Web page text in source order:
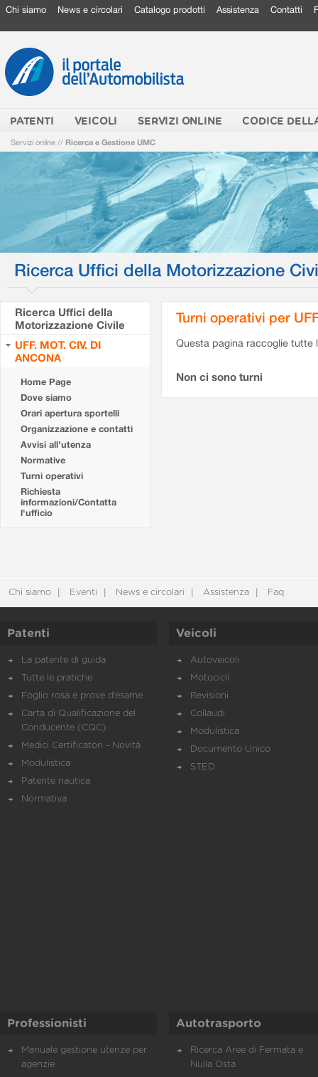
Chi siamo News e circolari Catalogo prodotti Assistenza Contatti
PATENTI VEICOLI SERVIZI ONLINE CODICE
Servizi online // Ricerca e Gestione UMC
Ricerca Uffici della Motorizzazione
Ricerca Uffici della
Motorizzazione Civile
UFF. MOT. CIV. DI
ANCONA
Home Page
Dove siamo
Orari apertura sportelli
Organizzazione e contatti
Avvisi all'utenza
Normative
Turni operativi
Richiesta
informazioni/Contatta
l'ufficio
Turni operativi per
Questa pagina raccoglie tutte
Non ci sono turni
Chi siamo Eventi News e circolari Assistenza Faq
Patenti
La patente di guida
Tutte le pratiche
Foglio rosa e prove d’esame
Carta di Qualificazione del
Conducente (CQC)
Medici Certificatori - Novità
Modulistica
Patente nautica
Normativa
Veicoli
Autoveicoli
Motocicli
Revisioni
Collaudi
Modulistica
Documento Unico
STED
Professionisti
Manuale gestione utenze per
agenzie
Autotrasporto
Ricerca Aree di Fermata e
Nulla Osta